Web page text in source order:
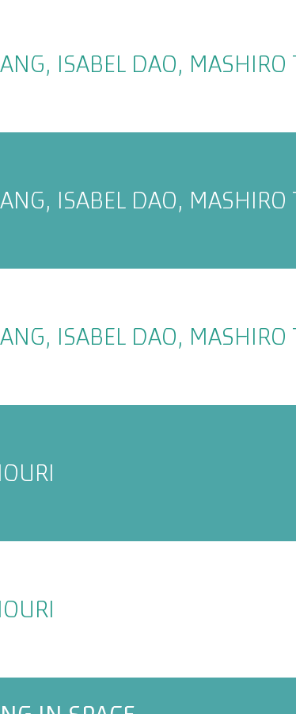
ISABEL DAO, MASHIRO
ISABEL DAO, MASHIRO
ISABEL DAO, MASHIRO